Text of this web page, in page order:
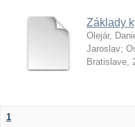
Základy
Olejár,
Jaroslav;
Bratislave,
1